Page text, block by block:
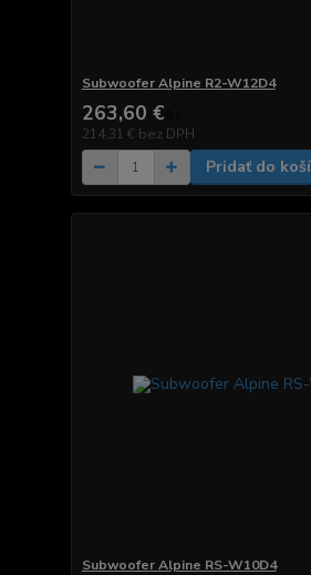
Subwoofer Alpine R2-W12D4
263,60 €
214,31 € bez DPH
Pridať do
Subwoofer Alpine RS-W10D4